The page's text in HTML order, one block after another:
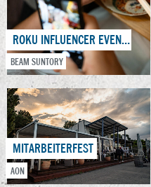
ROKU INFLUENCER EVENT SCHWEIZ
BEAM SUNTORY
MITARBEITERFEST
AON